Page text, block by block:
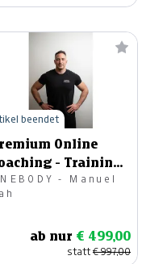
Online
- Training,
&
- Manuel
ab nur € 499,00
statt€ 997,00
beendet